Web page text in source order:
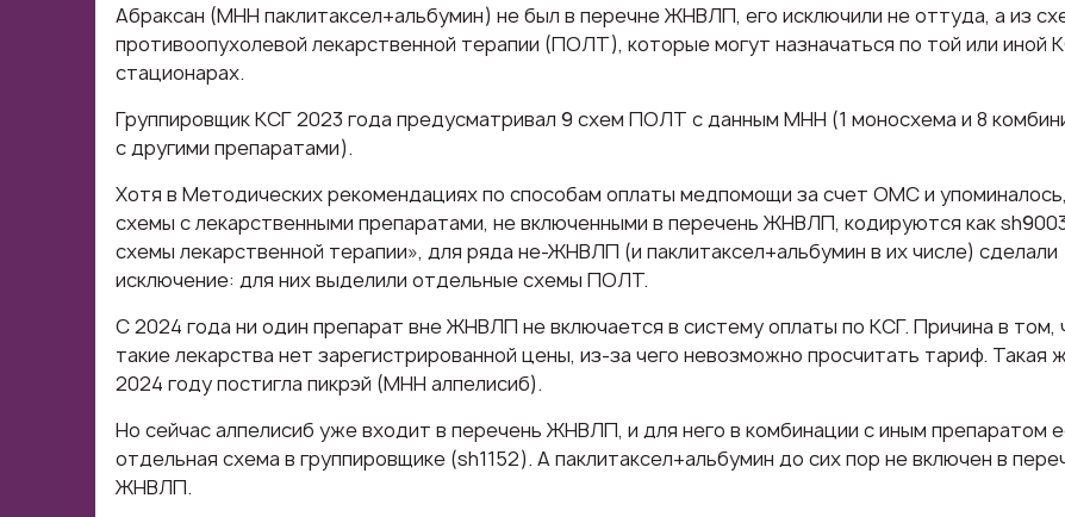
Абраксан (МНН паклитаксел+альбумин) не был в перечне ЖНВЛП, его исключили не оттуда, а из
противоопухолевой лекарственной терапии (ПОЛТ), которые могут назначаться по той или иной
стационарах.
Группировщик КСГ 2023 года предусматривал 9 схем ПОЛТ с данным МНН (1 моносхема и 8
с другими препаратами).
Хотя в Методических рекомендациях по способам оплаты медпомощи за счет ОМС и
схемы с лекарственными препаратами, не включенными в перечень ЖНВЛП, кодируются как
схемы лекарственной терапии», для ряда не-ЖНВЛП (и паклитаксел+альбумин в их числе) сделали
исключение: для них выделили отдельные схемы ПОЛТ.
С 2024 года ни один препарат вне ЖНВЛП не включается в систему оплаты по КСГ. Причина в том,
такие лекарства нет зарегистрированной цены, из-за чего невозможно просчитать тариф. Такая
2024 году постигла пикрэй (МНН алпелисиб).
Но сейчас алпелисиб уже входит в перечень ЖНВЛП, и для него в комбинации с иным препаратом
отдельная схема в группировщике (sh1152). А паклитаксел+альбумин до сих пор не включен в
ЖНВЛП.